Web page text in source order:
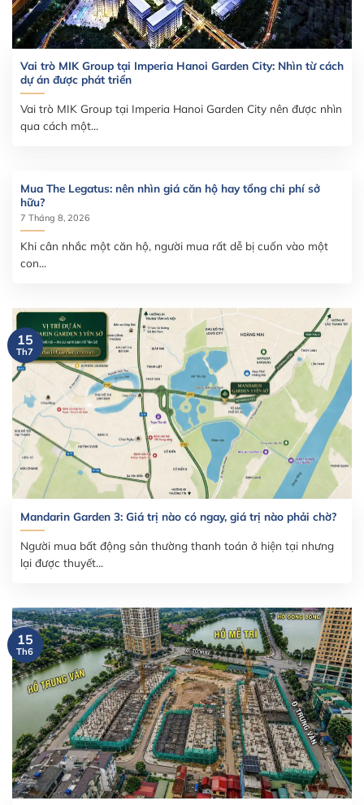
Vai trò MIK Group tại Imperia Hanoi Garden City: Nhìn từ cách
dự án được phát triển
Vai trò MIK Group tại Imperia Hanoi Garden City nên được nhìn
qua cách một...
Mua The Legatus: nên nhìn giá căn hộ hay tổng chi phí sở
hữu?
7 Tháng 8, 2026
Khi cân nhắc một căn hộ, người mua rất dễ bị cuốn vào một
con...
Mandarin Garden 3: Giá trị nào có ngay, giá trị nào phải chờ?
Người mua bất động sản thường thanh toán ở hiện tại nhưng
lại được thuyết...
15
Th7
15
Th6